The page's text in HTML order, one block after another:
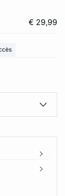
€ 29,99